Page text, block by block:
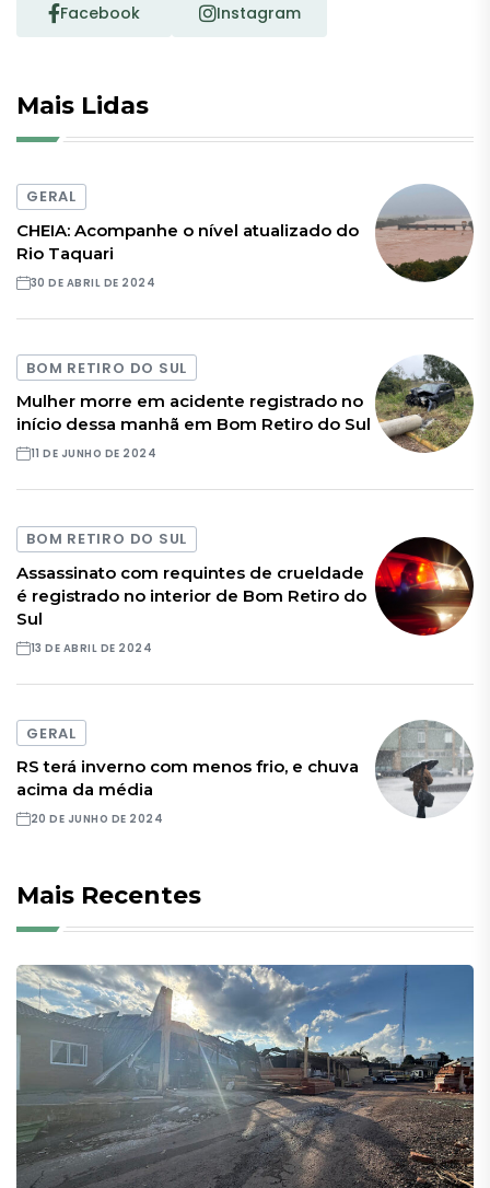
Facebook Instagram
Mais Lidas
GERAL
CHEIA: Acompanhe o nível atualizado do
Rio Taquari
30 DE ABRIL DE 2024
BOM RETIRO DO SUL
Mulher morre em acidente registrado no
início dessa manhã em Bom Retiro do Sul
11 DE JUNHO DE 2024
BOM RETIRO DO SUL
Assassinato com requintes de crueldade
é registrado no interior de Bom Retiro do
Sul
13 DE ABRIL DE 2024
GERAL
RS terá inverno com menos frio, e chuva
acima da média
20 DE JUNHO DE 2024
Mais Recentes